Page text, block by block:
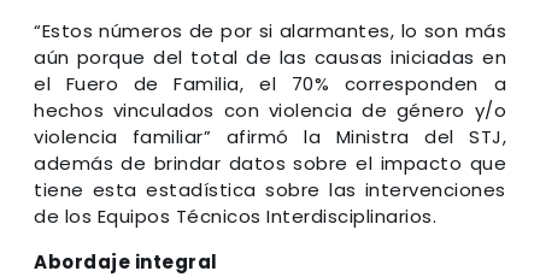
“Estos números de por si alarmantes, lo son más
aún porque del total de las causas iniciadas en
el Fuero de Familia, el 70% corresponden a
hechos vinculados con violencia de género y/o
violencia familiar” afirmó la Ministra del STJ,
además de brindar datos sobre el impacto que
tiene esta estadística sobre las intervenciones
de los Equipos Técnicos Interdisciplinarios.
Abordaje integral